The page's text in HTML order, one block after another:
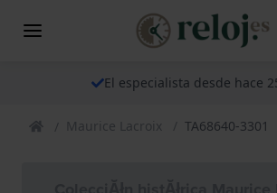
El especialista desde hace
Maurice Lacroix TA68640-3301